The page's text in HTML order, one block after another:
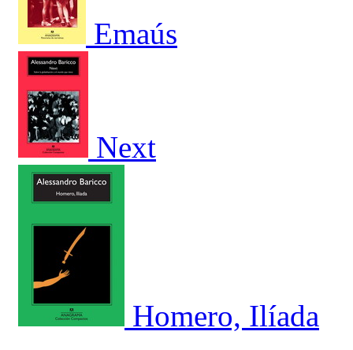
Emaús
Next
Homero, Ilíada